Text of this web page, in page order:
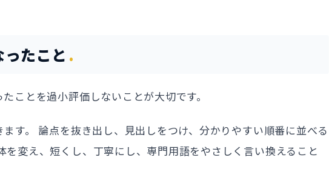
たこと
ことを過小評価しないことが大切です。
す。 論点を抜き出し、見出しをつけ、分かりやすい順番に並べる
を変え、短くし、丁寧にし、専門用語をやさしく言い換えること